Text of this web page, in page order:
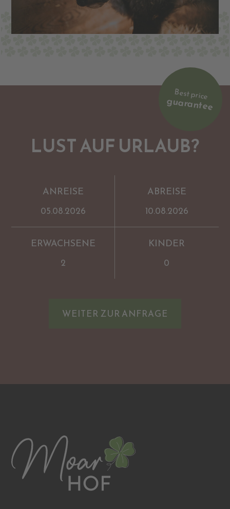
Best price
guarantee
LUST AUF URLAUB?
ANREISE ABREISE
ERWACHSENE KINDER
WEITER ZUR ANFRAGE